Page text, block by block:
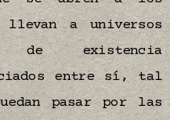
a universos
de existencia
entre sí, tal
pasar por las